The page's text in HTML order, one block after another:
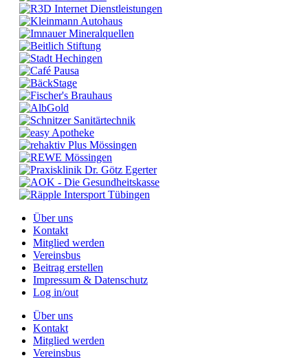
Über uns
Kontakt
Mitglied werden
Vereinsbus
Beitrag erstellen
Impressum & Datenschutz
Log in/out
Über uns
Kontakt
Mitglied werden
Vereinsbus